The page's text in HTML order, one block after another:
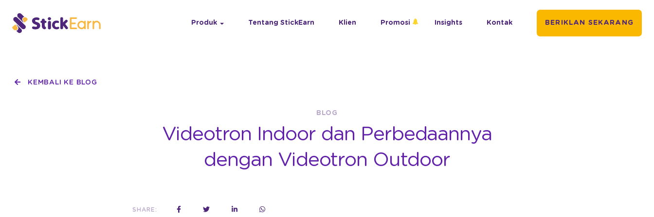
Produk Tentang StickEarn Klien Promosi Insights Kontak BERIKLAN SEKARANG
KEMBALI KE BLOG
BLOG
Videotron Indoor dan Perbedaannya
dengan Videotron Outdoor
SHARE: